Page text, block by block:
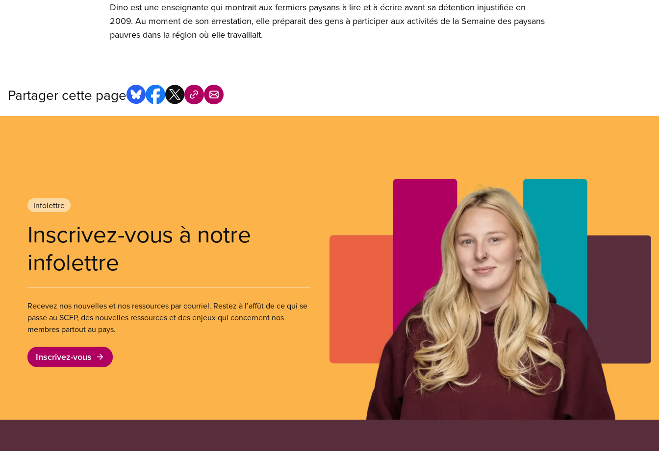
Dino est une enseignante qui montrait aux fermiers paysans à lire et à écrire avant sa détention injustifiée en
2009. Au moment de son arrestation, elle préparait des gens à participer aux activités de la Semaine des paysans
pauvres dans la région où elle travaillait.
Partager cette page
Infolettre
Inscrivez-vous à notre
infolettre
Recevez nos nouvelles et nos ressources par courriel. Restez à l’affût de ce qui se
passe au SCFP, des nouvelles ressources et des enjeux qui concernent nos
membres partout au pays.
Inscrivez-vous